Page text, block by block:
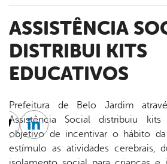
ASSISTÊNCIA SOCIAL
DISTRIBUI KITS
EDUCATIVOS
Prefeitura de Belo Jardim
Assistência Social distribuiu
objetivo de incentivar o hábito
estímulo as atividades cerebrais,
TwitterLinkedin